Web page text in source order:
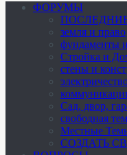
ФОРУМЫ
земля и право
фундаменты
Стройка и
стены и
Cад, двор,
свободная
Местные
СОЗДАТЬ